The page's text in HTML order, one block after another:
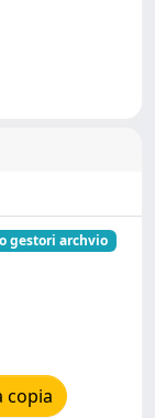
gestori archvio
copia